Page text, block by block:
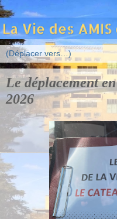
Le déplacement
2026